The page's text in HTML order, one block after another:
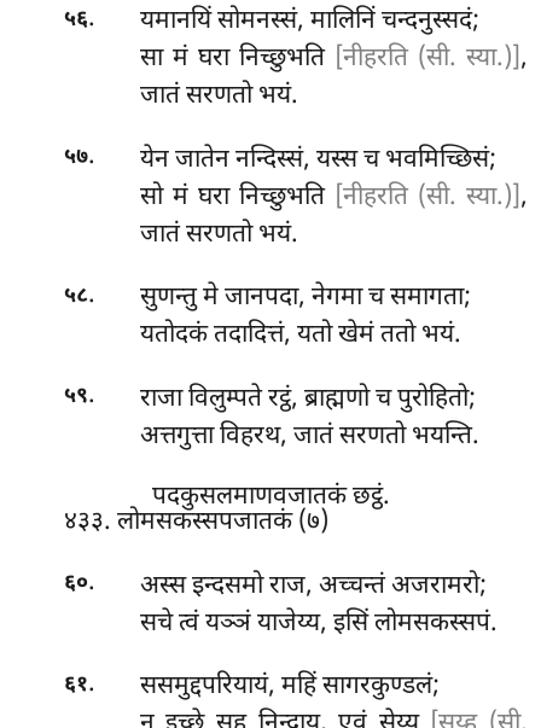
५६. यमानयिंसोमनस्सं, मालिनिं चन्दनुस्सदं;
सा मं घरा निच्छुभति [नीहरति (सी. स्या.)],
जातं सरणतो भयं.
५७.
येन जातेन नन्दिस्सं, यस्स च भवमिच्छिसं;
सो मं घरा निच्छुभति [नीहरति (सी. स्या.)],
जातं सरणतो भयं.
५८.
सुणन्तु मे जानपदा, नेगमा च समागता;
यतोदकं तदादित्तं, यतो खेमं ततो भयं.
५९. राजाविलुम्पते रट्ठं, ब्राह्मणो च पुरोहितो;
अत्तगुत्ता विहरथ, जातं सरणतो भयन्ति.
पदकुसलमाणवजातकं छट्ठं.
४३३. लोमसकस्सपजातकं (७)
६०. अस्सइन्दसमो राज, अच्चन्तं अजरामरो;
सचे त्वं यञ्ञं याजेय्य, इसिं लोमसकस्सपं.
६१.
ससमुद्दपरियायं, महिं सागरकुण्डलं;